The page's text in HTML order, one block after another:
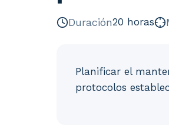
Duración20 horas
Planificar el
protocolos